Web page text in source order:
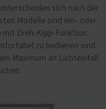
sich nach der
Modelle sind ein- oder
Dreh-Kipp-Funktion.
zu bedienen sind
Maximum an Lichteinfall